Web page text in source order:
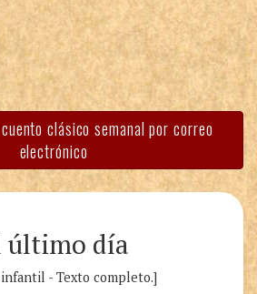
clásico semanal por correo
electrónico
último día
- Texto completo.]